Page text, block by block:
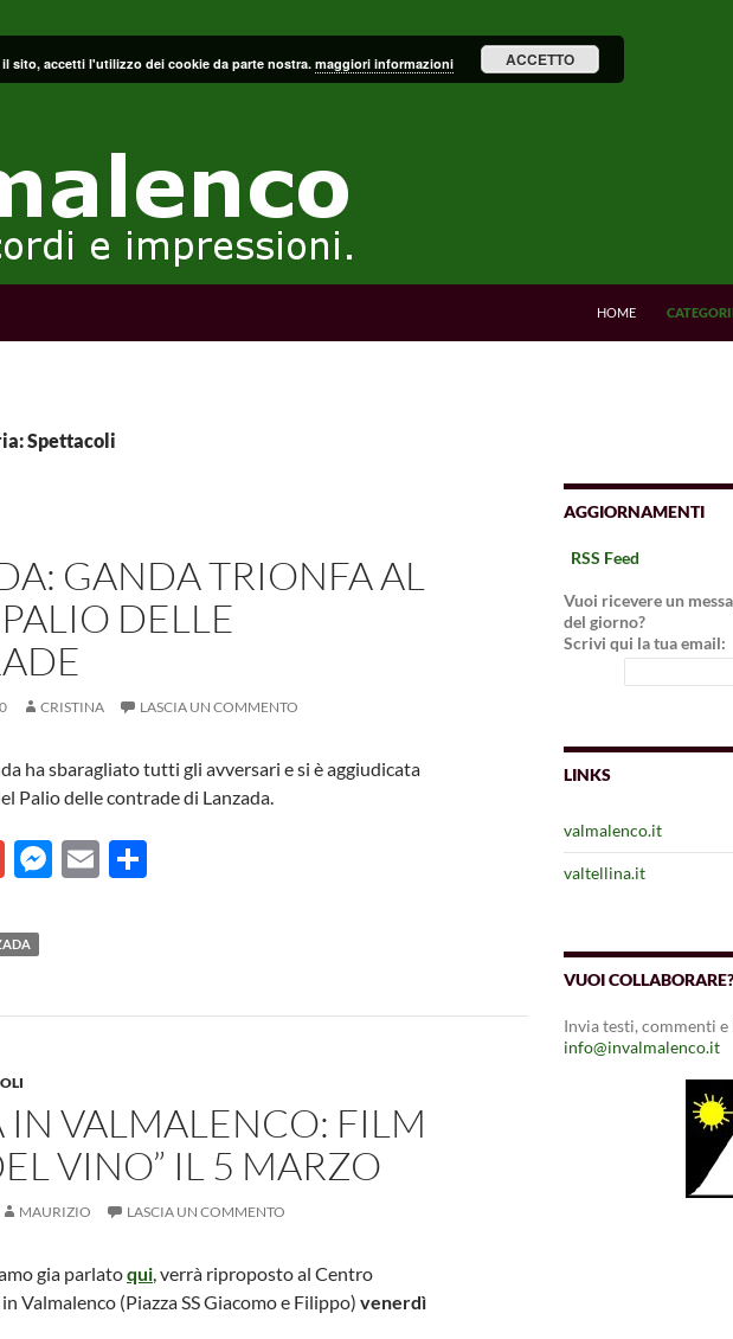
HOME
Spettacoli
GANDA TRIONFA AL
DELLE
CRISTINA LASCIA UN COMMENTO
ha sbaragliato tutti gli avversari e si è aggiudicata
Palio delle contrade di Lanzada.
G
ail
M
g
E
vi
IN VALMALENCO: FILM
VINO” IL 5 MARZO
MAURIZIO LASCIA UN COMMENTO
gia parlatoqui, verrà riproposto al Centro
Valmalenco (Piazza SS Giacomo e Filippo) venerdì
AGGIORNAMENTI
RSS Feed
Vuoi ricevere un
del giorno?
Scrivi qui la tua email:
LINKS
valmalenco.it
valtellina.it
VUOI COLLABORARE?
Invia testi, commenti e
info@invalmalenco.it
sito, accetti l'utilizzo dei cookie da parte nostra. maggiori informazioni ACCETTO